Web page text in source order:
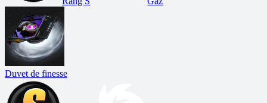
Duvet de finesse